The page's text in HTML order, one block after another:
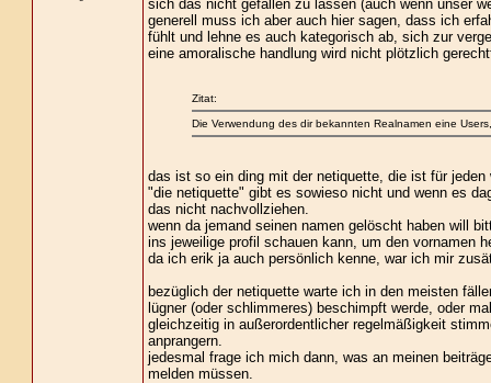
sich das nicht gefallen zu lassen (auch wenn unser
generell muss ich aber auch hier sagen, dass ich
fühlt und lehne es auch kategorisch ab, sich zur
eine amoralische handlung wird nicht plötzlich
Zitat:
Die Verwendung des dir bekannten Realnamen eine
das ist so ein ding mit der netiquette, die ist für
"die netiquette" gibt es sowieso nicht und wenn es
das nicht nachvollziehen.
wenn da jemand seinen namen gelöscht haben will
ins jeweilige profil schauen kann, um den vornamen
da ich erik ja auch persönlich kenne, war ich mir
bezüglich der netiquette warte ich in den meisten
lügner (oder schlimmeres) beschimpft werde, oder
gleichzeitig in außerordentlicher regelmäßigkeit
anprangern.
jedesmal frage ich mich dann, was an meinen
melden müssen.